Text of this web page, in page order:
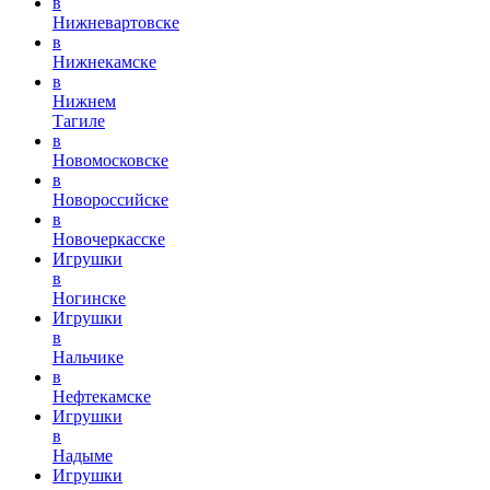
Нижневартовске
в
Нижнекамске
в
Нижнем
Тагиле
в
Новомосковске
в
Новороссийске
в
Новочеркасске
Игрушки
в
Ногинске
Игрушки
в
Нальчике
в
Нефтекамске
Игрушки
в
Надыме
Игрушки